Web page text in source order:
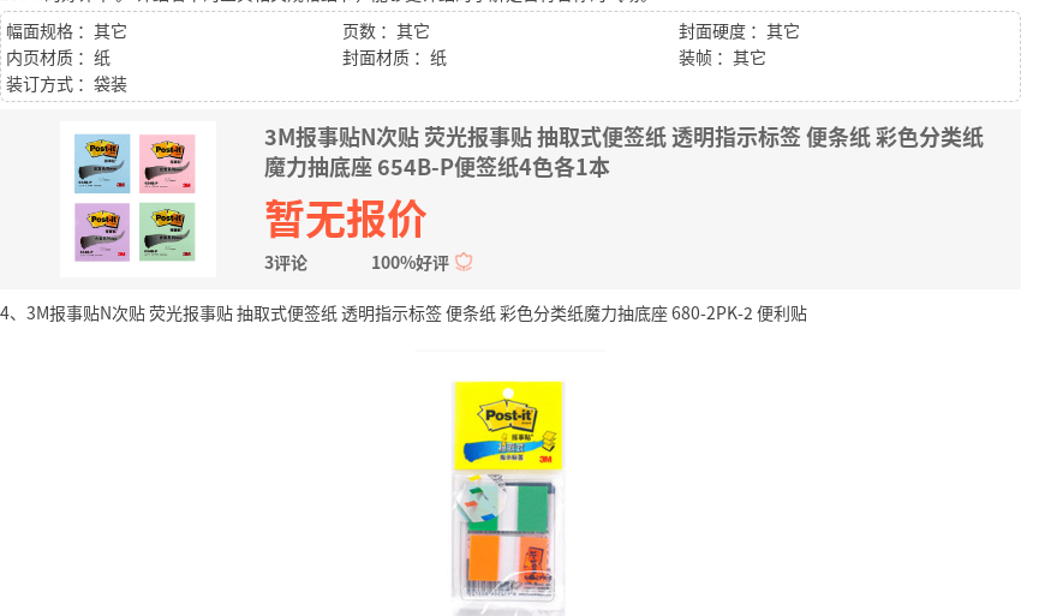
幅面规格 ：其它
页数 ：其它
封面硬度 ：其它
内页材质 ：纸
封面材质 ：纸
装帧 ：其它
装订方式 ：袋装
3M报事贴N次贴 荧光报事贴 抽取式便签纸 透明指示标签 便条纸 彩色分类纸
魔力抽底座 654B-P便签纸4色各1本
暂无报价
3评论 100%好评
4、3M报事贴N次贴 荧光报事贴 抽取式便签纸 透明指示标签 便条纸 彩色分类纸魔力抽底座 680-2PK-2 便利贴